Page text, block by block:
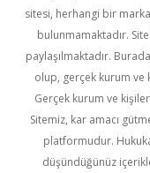
sitesi, herhangi bir
bulunmamaktadır.
paylaşılmaktadır.
olup, gerçek kurum ve
Gerçek kurum ve
Sitemiz, kar amacı
platformudur.
düşündüğünüz